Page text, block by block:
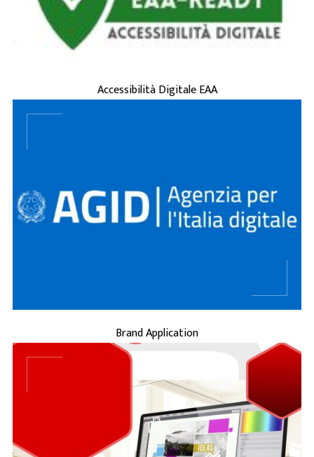
ACCESSIBILITÀ DIGITALE EAA
Accessibilità Digitale EAA
...
Brand Application